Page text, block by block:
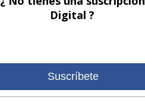
Digital ?
Suscríbete